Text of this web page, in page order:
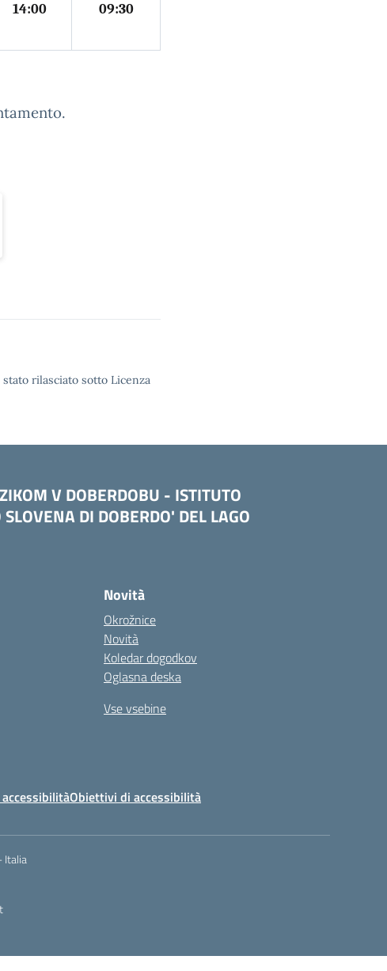
14:00
09:30
rilasciato sotto Licenza
V DOBERDOBU - ISTITUTO
DI DOBERDO' DEL LAGO
Novità
Okrožnice
Novità
Koledar dogodkov
Oglasna deska
Vse vsebine
Obiettivi di accessibilità
Italia